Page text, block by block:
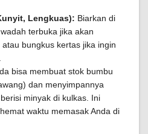
Lengkuas): Biarkan di
terbuka jika akan
bungkus kertas jika ingin
bisa membuat stok bumbu
dan menyimpannya
minyak di kulkas. Ini
waktu memasak Anda di